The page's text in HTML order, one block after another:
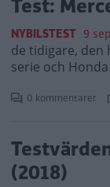
Test:
NYBILSTEST 9
de tidigare, den
serie och
0 kommentarer
(2018)